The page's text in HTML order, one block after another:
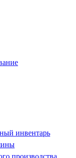
инвентарь
производства